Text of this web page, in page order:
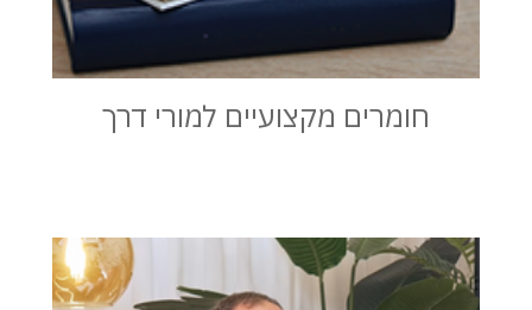
חומרים מקצועיים למורי דרך